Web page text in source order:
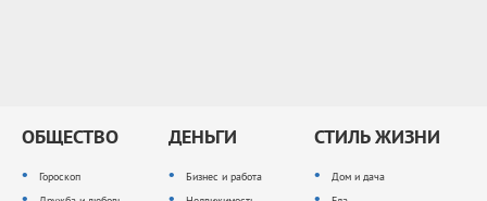
ОБЩЕСТВО
Гороскоп
ДЕНЬГИ
Бизнес и работа
СТИЛЬ ЖИЗНИ
Дом и дача